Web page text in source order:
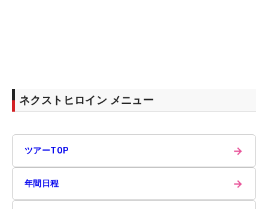
ネクストヒロイン メニュー
ツアーTOP →
年間日程 →